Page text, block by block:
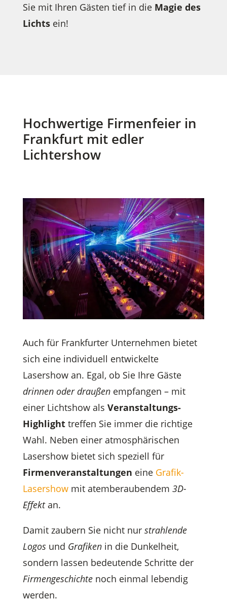
Sie mit Ihren Gästen tief in die Magie des
Lichtsein!
Hochwertige Firmenfeier in
Frankfurt mit edler
Lichtershow
Auch für Frankfurter Unternehmen bietet
sich eine individuell entwickelte
Lasershow an. Egal, ob Sie Ihre Gäste
drinnen oder draußenempfangen – mit
einer Lichtshow als Veranstaltungs-
Highlighttreffen Sie immer die richtige
Wahl. Neben einer atmosphärischen
Lasershow bietet sich speziell für
Firmenveranstaltungen eine Grafik-
Lasershowmit atemberaubendem 3D-
Effektan.
Damit zaubern Sie nicht nur strahlende
Logosund Grafikenin die Dunkelheit,
sondern lassen bedeutende Schritte der
Firmengeschichtenoch einmal lebendig
werden.